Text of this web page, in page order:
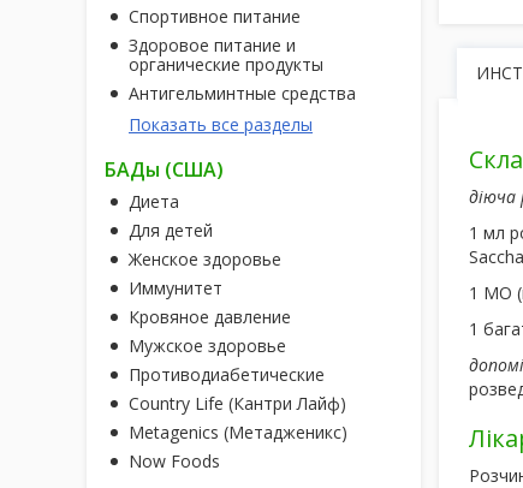
Спортивное питание
Здоровое питание и
органические продукты
Антигельминтные средства
Показать все разделы
БАДы (США)
Диета
Для детей
Женское здоровье
Иммунитет
Кровяное давление
Мужское здоровье
Противодиабетические
Country Life (Кантри Лайф)
Metagenics (Метадженикс)
Now Foods
діюча
1 мл
1 МО
1